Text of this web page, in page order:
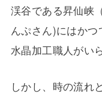
渓谷である昇仙峡
んぷさん)にはか
水晶加工職人がい
しかし、時の流れ